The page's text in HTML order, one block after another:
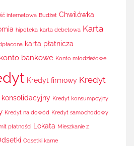
internetowa Budżet Chwilówka
hipoteka karta debetowa Karta
karta płatnicza
konto bankowe Konto młodzieżowe
Kredyt firmowy Kredyt
konsolidacyjny Kredyt konsumpcyjny
Kredyt na dowód Kredyt samochodowy
płatności Lokata Mieszkanie z
Odsetki karne